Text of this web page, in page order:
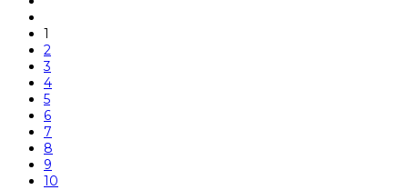
1
2
3
4
5
6
7
8
9
10